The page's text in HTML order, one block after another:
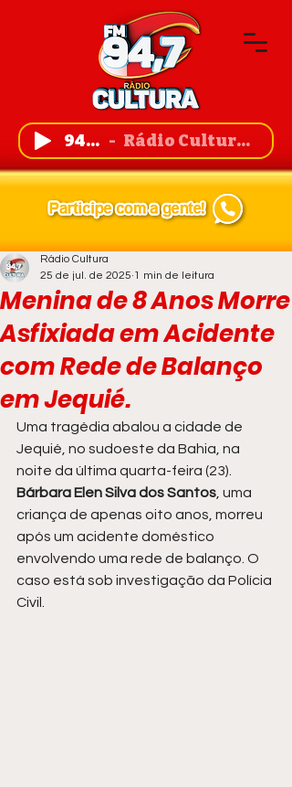
94,7 FM Rádio Cultura de Guanambi
Menina de 8 Anos Morre
Asfixiada em Acidente
com Rede de Balanço
em Jequié.
Rádio Cultura
25 de jul. de 2025 1 min de leitura
Uma tragédia abalou a cidade de
Jequié, no sudoeste da Bahia, na
noite da última quarta-feira (23).
Bárbara Elen Silva dos Santos , uma
criança de apenas oito anos, morreu
após um acidente doméstico
envolvendo uma rede de balanço. O
caso está sob investigação da Polícia
Civil.